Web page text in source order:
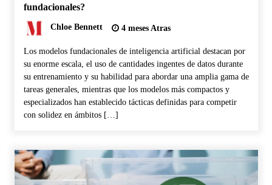
fundacionales?
Chloe Bennett 4 meses Atras
Los modelos fundacionales de inteligencia artificial destacan por
su enorme escala, el uso de cantidades ingentes de datos durante
su entrenamiento y su habilidad para abordar una amplia gama de
tareas generales, mientras que los modelos más compactos y
especializados han establecido tácticas definidas para competir
con solidez en ámbitos […]